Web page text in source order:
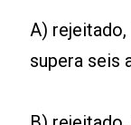
A)
supera seis